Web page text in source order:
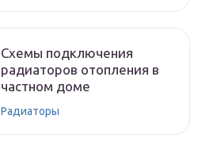
Схемы подключения
радиаторов отопления в
частном доме
Радиаторы